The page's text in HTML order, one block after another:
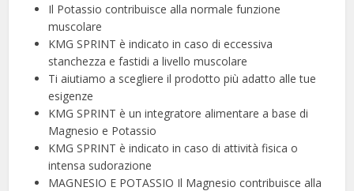
Il Potassio contribuisce alla normale funzione
muscolare
KMG SPRINT è indicato in caso di eccessiva
stanchezza e fastidi a livello muscolare
Ti aiutiamo a scegliere il prodotto più adatto alle tue
esigenze
KMG SPRINT è un integratore alimentare a base di
Magnesio e Potassio
KMG SPRINT è indicato in caso di attività fisica o
intensa sudorazione
MAGNESIO E POTASSIO Il Magnesio contribuisce alla